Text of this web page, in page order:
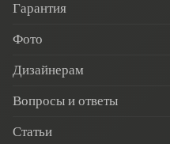
Гарантия
Фото
Дизайнерам
Вопросы и ответы
Статьи